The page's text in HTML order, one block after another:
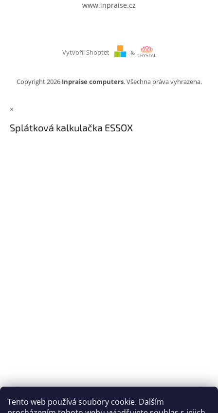
Tento web používá soubory cookie. Dalším
www.inpraise.cz
Vytvořil Shoptet &
Copyright 2026 Inpraise computers. Všechna práva vyhrazena.
×
Splátková kalkulačka ESSOX